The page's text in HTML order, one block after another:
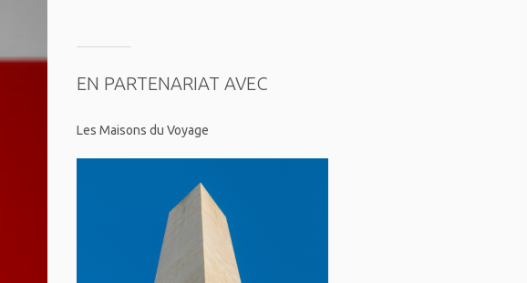
EN PARTENARIAT AVEC
Les Maisons du Voyage